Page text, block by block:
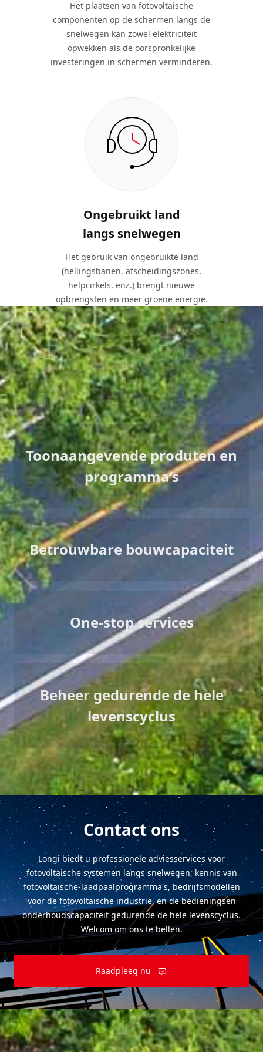
Het plaatsen van fotovoltaische
componenten op de schermen langs de
snelwegen kan zowel elektriciteit
opwekken als de oorspronkelijke
investeringen in schermen verminderen.
Ongebruikt land
langs snelwegen
Het gebruik van ongebruikte land
(hellingsbanen, afscheidingszones,
helpcirkels, enz.) brengt nieuwe
opbrengsten en meer groene energie.
Waarde en opbrengsten
Toonaangevende produten en
programma’s
Betrouwbare bouwcapaciteit
One-stop services
Beheer gedurende de hele
levenscyclus
Contact ons
Longi biedt u professionele adviesservices voor
fotovoltaische systemen langs snelwegen, kennis van
fotovoltaische-laadpaalprogramma's, bedrijfsmodellen
voor de fotovoltaische industrie, en de bedieningsen
onderhoudscapaciteit gedurende de hele levenscyclus.
Welcom om ons te bellen.
Raadpleeg nu